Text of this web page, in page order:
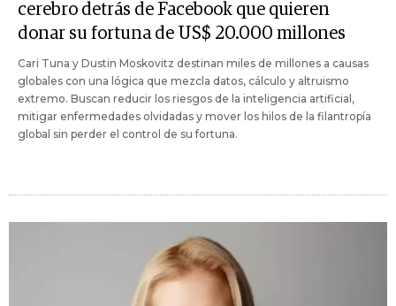
cerebro detrás de Facebook que quieren
donar su fortuna de US$ 20.000 millones
Cari Tuna y Dustin Moskovitz destinan miles de millones a causas
globales con una lógica que mezcla datos, cálculo y altruismo
extremo. Buscan reducir los riesgos de la inteligencia artificial,
mitigar enfermedades olvidadas y mover los hilos de la filantropía
global sin perder el control de su fortuna.